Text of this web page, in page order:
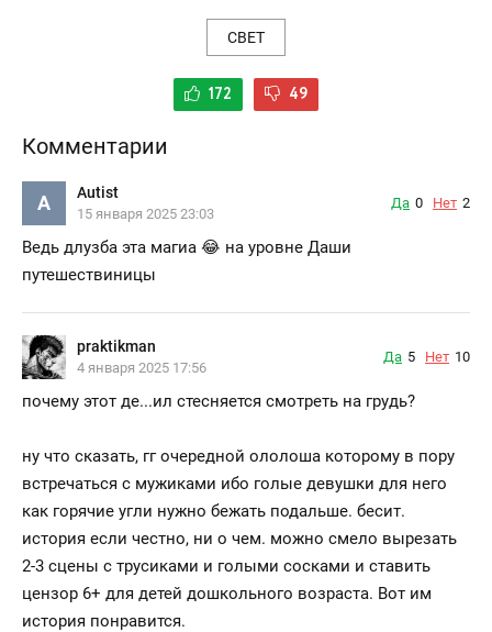
СВЕТ
172 49
Комментарии
A Autist
15 января 2025 23:03
Да 0 Нет 2
Ведь длузба эта магиа 😂 на уровне Даши
путешествиницы
praktikman
4 января 2025 17:56
Да 5 Нет 10
почему этот де...ил стесняется смотреть на грудь?
ну что сказать, гг очередной ололоша которому в пору
встречаться с мужиками ибо голые девушки для него
как горячие угли нужно бежать подальше. бесит.
история если честно, ни о чем. можно смело вырезать
2-3 сцены с трусиками и голыми сосками и ставить
цензор 6+ для детей дошкольного возраста. Вот им
история понравится.